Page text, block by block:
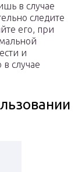
в случае
следите
его, при
и
случае